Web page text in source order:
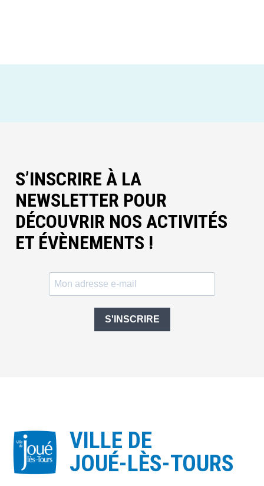
S’INSCRIRE À LA
NEWSLETTER POUR
DÉCOUVRIR NOS ACTIVITÉS
ET ÉVÈNEMENTS !
S'INSCRIRE
VILLE DE
JOUÉ-LÈS-TOURS